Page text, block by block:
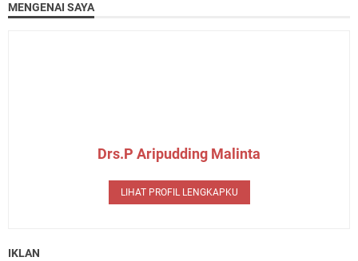
MENGENAI SAYA
Drs.P Aripudding Malinta
LIHAT PROFIL LENGKAPKU
IKLAN